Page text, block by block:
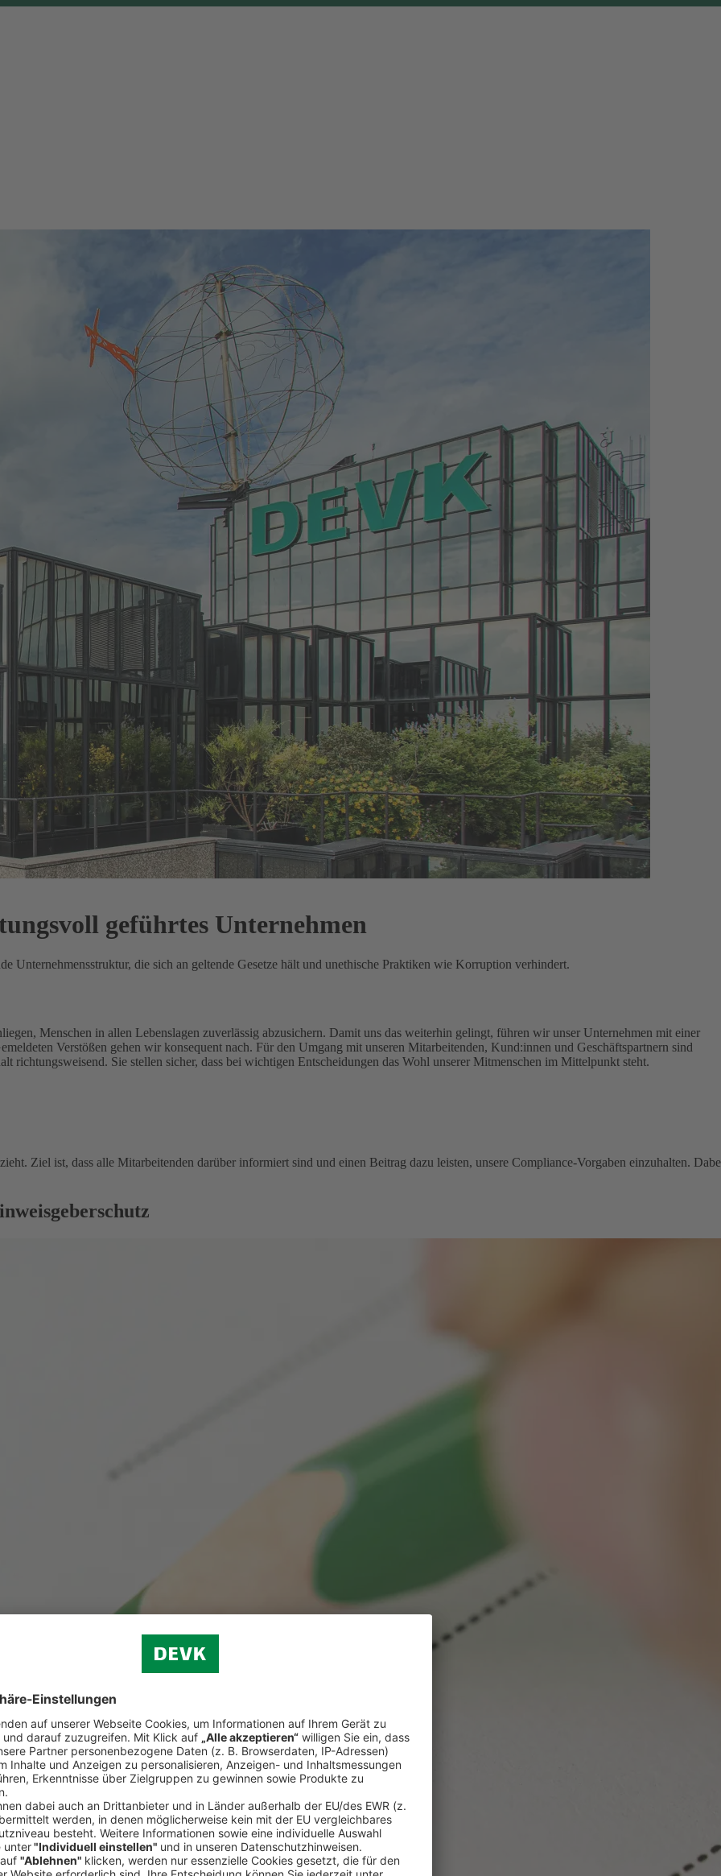
geführtes Unternehmen
Unternehmensstruktur, die sich an geltende Gesetze hält und unethische Praktiken wie Korruption verhindert.
Menschen in allen Lebenslagen zuverlässig abzusichern. Damit uns das weiterhin gelingt, führen wir unser Unternehmen mit einer
Verstößen gehen wir konsequent nach. Für den Umgang mit unseren Mitarbeitenden, Kund:innen und Geschäftspartnern sind
richtungsweisend. Sie stellen sicher, dass bei wichtigen Entscheidungen das Wohl unserer Mitmenschen im Mittelpunkt steht.
Ziel ist, dass alle Mitarbeitenden darüber informiert sind und einen Beitrag dazu leisten, unsere Compliance-Vorgaben einzuhalten.